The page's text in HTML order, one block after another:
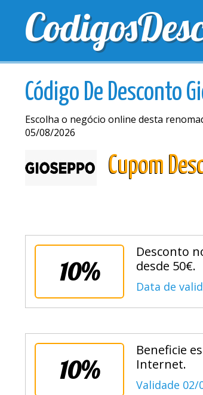
MELHORES CUPONS
Código De Desconto
Escolha o negócio online desta
05/08/2026
Cupom
10%
Desconto
desde 50€.
Data de
10%
Beneficie
Internet.
Validade 02/